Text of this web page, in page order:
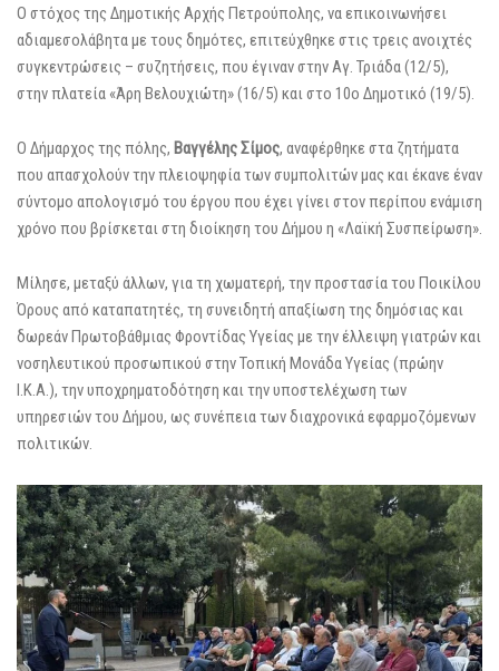
Ο στόχος της Δημοτικής Αρχής Πετρούπολης, να επικοινωνήσει
αδιαμεσολάβητα με τους δημότες, επιτεύχθηκε στις τρεις ανοιχτές
συγκεντρώσεις – συζητήσεις, που έγιναν στην Αγ. Τριάδα (12/5),
στην πλατεία «Άρη Βελουχιώτη» (16/5) και στο 10ο Δημοτικό (19/5).
Ο Δήμαρχος της πόλης, Βαγγέλης Σίμος, αναφέρθηκε στα ζητήματα
που απασχολούν την πλειοψηφία των συμπολιτών μας και έκανε έναν
σύντομο απολογισμό του έργου που έχει γίνει στον περίπου ενάμιση
χρόνο που βρίσκεται στη διοίκηση του Δήμου η «Λαϊκή Συσπείρωση».
Μίλησε, μεταξύ άλλων, για τη χωματερή, την προστασία του Ποικίλου
Όρους από καταπατητές, τη συνειδητή απαξίωση της δημόσιας και
δωρεάν Πρωτοβάθμιας Φροντίδας Υγείας με την έλλειψη γιατρών και
νοσηλευτικού προσωπικού στην Τοπική Μονάδα Υγείας (πρώην
Ι.Κ.Α.), την υποχρηματοδότηση και την υποστελέχωση των
υπηρεσιών του Δήμου, ως συνέπεια των διαχρονικά εφαρμοζόμενων
πολιτικών.